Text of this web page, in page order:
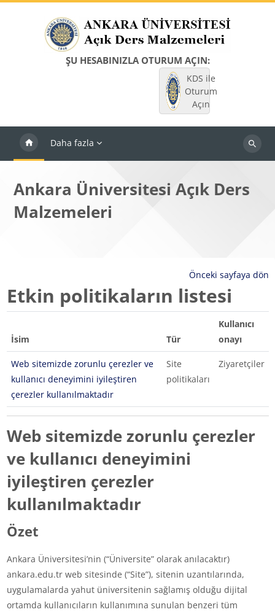
ŞU HESABINIZLA OTURUM AÇIN:
KDS ile
Oturum
Açın
Daha fazla
Dersleri
Ankara Üniversitesi Açık Ders
Malzemeleri
Önceki sayfaya dön
Etkin politikaların listesi
İsim Tür
Kullanıcı
onayı
Web sitemizde zorunlu çerezler ve
kullanıcı deneyimini iyileştiren
çerezler kullanılmaktadır
Site
politikaları
Ziyaretçiler
Web sitemizde zorunlu çerezler
ve kullanıcı deneyimini
iyileştiren çerezler
kullanılmaktadır
Özet
Ankara Üniversitesi’nin (“Üniversite” olarak anılacaktır)
ankara.edu.tr web sitesinde (“Site”), sitenin uzantılarında,
uygulamalarda yahut üniversitenin sağlamış olduğu dijital
ortamda kullanıcıların kullanımına sunulan benzeri tüm